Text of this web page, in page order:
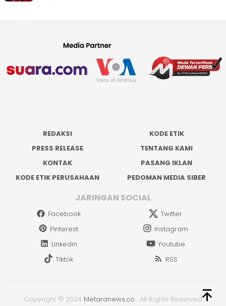
REDAKSI
KODE ETIK
PRESS RELEASE
TENTANG KAMI
KONTAK
PASANG IKLAN
KODE ETIK PERUSAHAAN
PEDOMAN MEDIA SIBER
JARINGAN SOCIAL
Facebook
Twitter
Pinterest
Instagram
Linkedin
Youtube
Tiktok
RSS
Copyright © 2024 Metaranews.co . All Rights Reserved